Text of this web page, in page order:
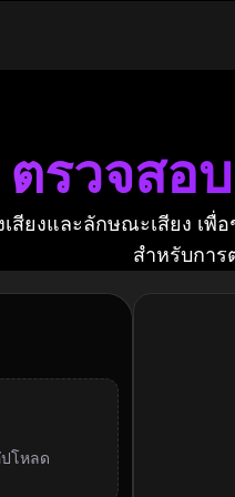
ตรวจสอ
เสียงและลักษณะเสียง เ
สำหรับกา
โหลด